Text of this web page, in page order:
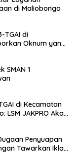
di Maliobongo
TGAI di
Oknum yang
SMAN 1
di Kecamatan
LSM JAKPRO Akan
Penyuapan
Tawarkan Iklan